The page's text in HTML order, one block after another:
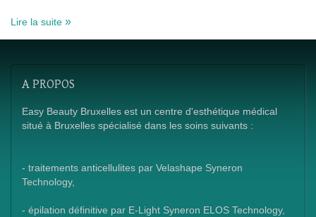
Lire la suite
APROPOS
Easy Beauty Bruxelles est un centre d'esthétique médical
situé à Bruxelles spécialisé dans les soins suivants :
- traitements anticellulites par Velashape Syneron
Technology,
- épilation définitive par E-Light Syneron ELOS Technology,